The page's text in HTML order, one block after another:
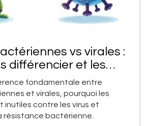
vs virales :
différencier et les
fondamentale entre
et virales, pourquoi les
inutiles contre les virus et
résistance bactérienne.